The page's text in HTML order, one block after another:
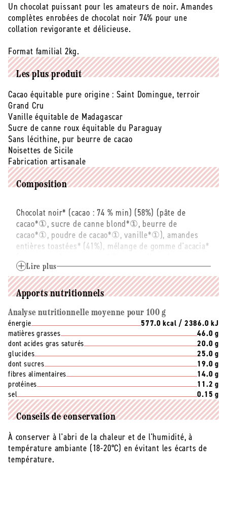
noir
74%
bio
-
2
kg
par
200g
noir
74%
bio
-
2
kg
par
200g
Un chocolat puissant pour les amateurs de noir. Amandes
complètes enrobées de chocolat noir 74% pour une
collation revigorante et délicieuse.
Format familial 2kg.
Les plus produit
Cacao équitable pure origine : Saint Domingue, terroir
Grand Cru
Vanille équitable de Madagascar
Sucre de canne roux équitable du Paraguay
Sans lécithine, pur beurre de cacao
Noisettes de Sicile
Fabrication artisanale
Composition
Chocolat noir* (cacao : 74 % min) (58%) (pâte de
cacao*①, sucre de canne blond*①, beurre de
cacao*①, poudre de cacao*①, vanille*①), amandes
entières toastées* (41%), mélange de gomme d'acacia*
gomme d'acacia*, huile de tournesol*, jus de citron
concentré*).
* Ingrédients issus de l'agriculture biologique.
① 68% du total des ingrédients d'origine agricole
sont issus du commerce équitable selon le référentiel
FiABLE. Plus d’informations sur
www.BIOPARTENAIRE.com.
Allergènes : Amandes
Lire plus
Apports nutritionnels
Analyse nutritionnelle moyenne pour 100 g
énergie
577.0 kcal / 2386.0 kJ
matières grasses
46.0 g
dont acides gras saturés
20.0 g
glucides
25.0 g
dont sucres
19.0 g
fibres alimentaires
14.0 g
protéines
11.2 g
sel
0.15 g
Conseils de conservation
À conserver à l'abri de la chaleur et de l'humidité, à
température ambiante (18-20°C) en évitant les écarts de
température.